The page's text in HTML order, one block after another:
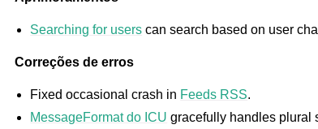
Searching for users can search based on user
Correções de erros
Fixed occasional crash in Feeds RSS.
MessageFormat do ICU gracefully handles plural